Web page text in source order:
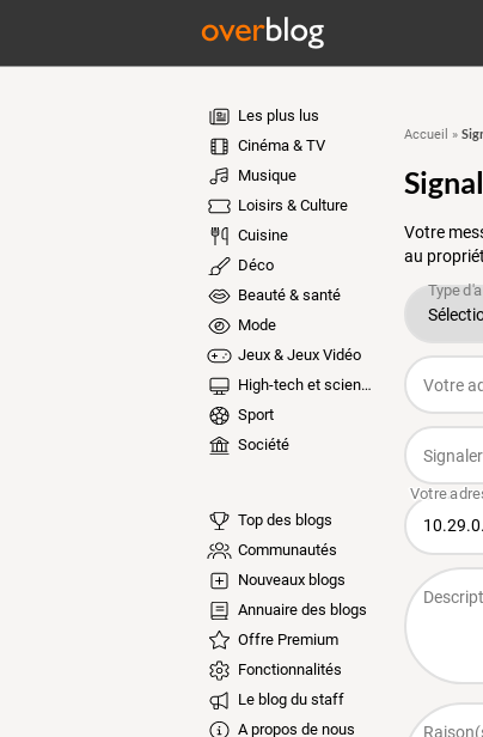
Les plus lus
Cinéma & TV
Musique
Loisirs & Culture
Cuisine
Déco
Beauté & santé
Mode
Jeux & Jeux Vidéo
High-tech et sciences
Sport
Société
Top des blogs
Communautés
Nouveaux blogs
Annuaire des blogs
Offre Premium
Fonctionnalités
Le blog du staff
A propos de nous
Accueil »
Votre
au